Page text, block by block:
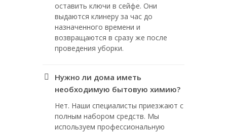
оставить ключи в сейфе. Они
выдаются клинеру за час до
назначенного времени и
возвращаются в сразу же после
проведения уборки.
Нужно ли дома иметь
необходимую бытовую химию?
Нет. Наши специалисты приезжают с
полным набором средств. Мы
используем профессиональную